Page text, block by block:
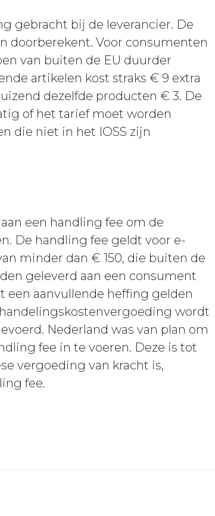
gebracht bij de leverancier. De
doorberekent. Voor consumenten
van buiten de EU duurder
artikelen kost straks € 9 extra
dezelfde producten € 3. De
of het tarief moet worden
die niet in het IOSS zijn
een handling fee om de
De handling fee geldt voor e-
minder dan € 150, die buiten de
geleverd aan een consument
een aanvullende heffing gelden
wordt
Nederland was van plan om
fee in te voeren. Deze is tot
vergoeding van kracht is,
fee.